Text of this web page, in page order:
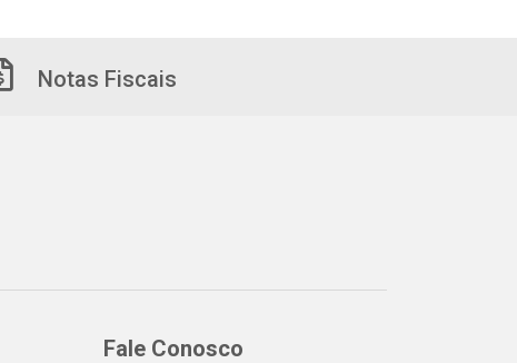
Notas Fiscais
Fale Conosco